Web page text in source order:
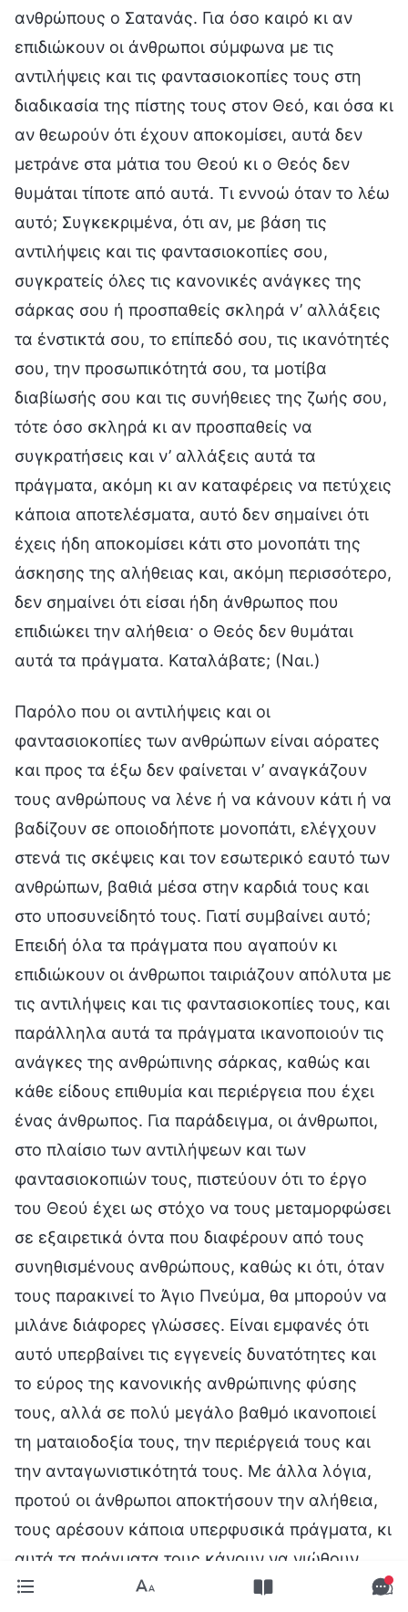
ανθρώπους ο Σατανάς. Για όσο καιρό κι αν
επιδιώκουν οι άνθρωποι σύμφωνα με τις
αντιλήψεις και τις φαντασιοκοπίες τους στη
διαδικασία της πίστης τους στον Θεό, και όσα κι
αν θεωρούν ότι έχουν αποκομίσει, αυτά δεν
μετράνε στα μάτια του Θεού κι ο Θεός δεν
θυμάται τίποτε από αυτά. Τι εννοώ όταν το λέω
αυτό; Συγκεκριμένα, ότι αν, με βάση τις
αντιλήψεις και τις φαντασιοκοπίες σου,
συγκρατείς όλες τις κανονικές ανάγκες της
σάρκας σου ή προσπαθείς σκληρά ν’ αλλάξεις
τα ένστικτά σου, το επίπεδό σου, τις ικανότητές
σου, την προσωπικότητά σου, τα μοτίβα
διαβίωσής σου και τις συνήθειες της ζωής σου,
τότε όσο σκληρά κι αν προσπαθείς να
συγκρατήσεις και ν’ αλλάξεις αυτά τα
πράγματα, ακόμη κι αν καταφέρεις να πετύχεις
κάποια αποτελέσματα, αυτό δεν σημαίνει ότι
έχεις ήδη αποκομίσει κάτι στο μονοπάτι της
άσκησης της αλήθειας και, ακόμη περισσότερο,
δεν σημαίνει ότι είσαι ήδη άνθρωπος που
επιδιώκει την αλήθεια· ο Θεός δεν θυμάται
αυτά τα πράγματα. Καταλάβατε; (Ναι.)
Παρόλο που οι αντιλήψεις και οι
φαντασιοκοπίες των ανθρώπων είναι αόρατες
και προς τα έξω δεν φαίνεται ν’ αναγκάζουν
τους ανθρώπους να λένε ή να κάνουν κάτι ή να
βαδίζουν σε οποιοδήποτε μονοπάτι, ελέγχουν
στενά τις σκέψεις και τον εσωτερικό εαυτό των
ανθρώπων, βαθιά μέσα στην καρδιά τους και
στο υποσυνείδητό τους. Γιατί συμβαίνει αυτό;
Επειδή όλα τα πράγματα που αγαπούν κι
επιδιώκουν οι άνθρωποι ταιριάζουν απόλυτα με
τις αντιλήψεις και τις φαντασιοκοπίες τους, και
παράλληλα αυτά τα πράγματα ικανοποιούν τις
ανάγκες της ανθρώπινης σάρκας, καθώς και
κάθε είδους επιθυμία και περιέργεια που έχει
ένας άνθρωπος. Για παράδειγμα, οι άνθρωποι,
στο πλαίσιο των αντιλήψεων και των
φαντασιοκοπιών τους, πιστεύουν ότι το έργο
του Θεού έχει ως στόχο να τους μεταμορφώσει
σε εξαιρετικά όντα που διαφέρουν από τους
συνηθισμένους ανθρώπους, καθώς κι ότι, όταν
τους παρακινεί το Άγιο Πνεύμα, θα μπορούν να
μιλάνε διάφορες γλώσσες. Είναι εμφανές ότι
αυτό υπερβαίνει τις εγγενείς δυνατότητες και
το εύρος της κανονικής ανθρώπινης φύσης
τους, αλλά σε πολύ μεγάλο βαθμό ικανοποιεί
τη ματαιοδοξία τους, την περιέργειά τους και
την ανταγωνιστικότητά τους. Με άλλα λόγια,
προτού οι άνθρωποι αποκτήσουν την αλήθεια,
τους αρέσουν κάποια υπερφυσικά πράγματα, κι
αυτά τα πράγματα τους κάνουν να νιώθουν
σημαντικοί, καθώς και ανώτεροι και